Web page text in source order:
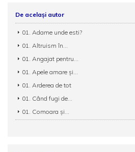
De același autor
01. Adame unde esti?
01. Altruism în...
01. Angajat pentru...
01. Apele amare şi...
01. Arderea de tot
01. Când fugi de...
01. Comoara și...